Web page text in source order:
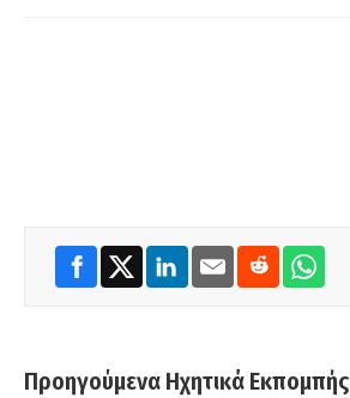
Προηγούμενα Ηχητικά Εκπομπής